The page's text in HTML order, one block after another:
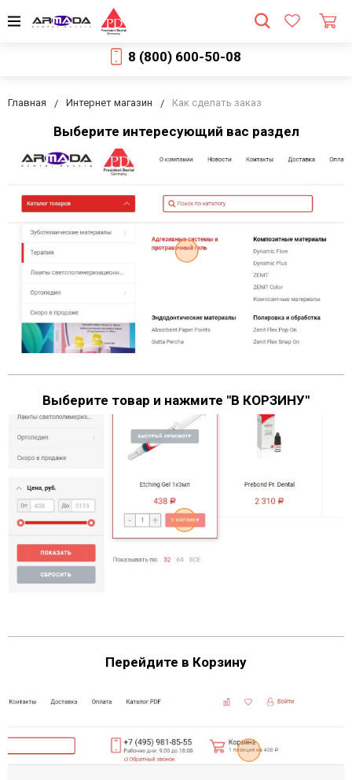
8 (800) 600-50-08
Главная Интернет магазин Как сделать заказ
Выберите интересующий вас раздел
Выберите товар и нажмите "В КОРЗИНУ"
Перейдите в Корзину